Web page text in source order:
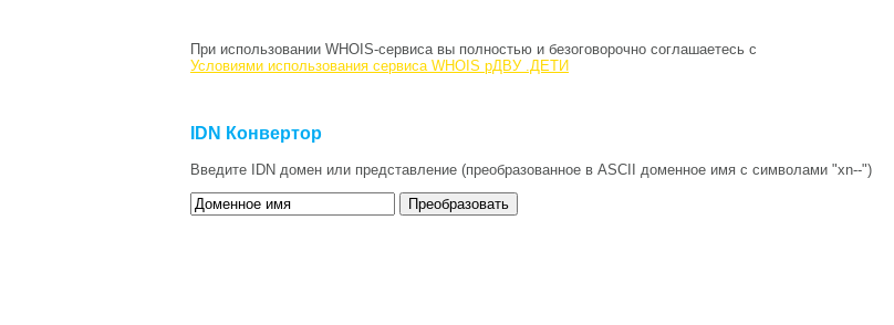
При использовании WHOIS-сервиса вы полностью и безоговорочно соглашаетесь с
Условиями использования сервиса WHOIS рДВУ .ДЕТИ
IDN Конвертор
Введите IDN домен или представление (преобразованное в ASCII доменное имя с символами "xn--")